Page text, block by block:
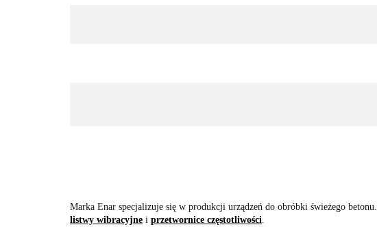
Marka Enar specjalizuje się w produkcji urządzeń do obróbki świeżego betonu.
listwy wibracyjne i przetwornice częstotliwości.